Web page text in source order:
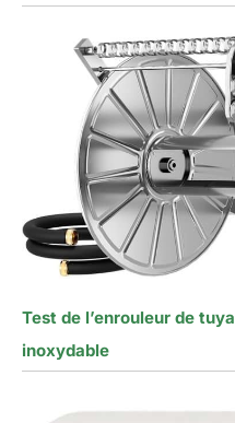
Test de l’enrouleur de
inoxydable